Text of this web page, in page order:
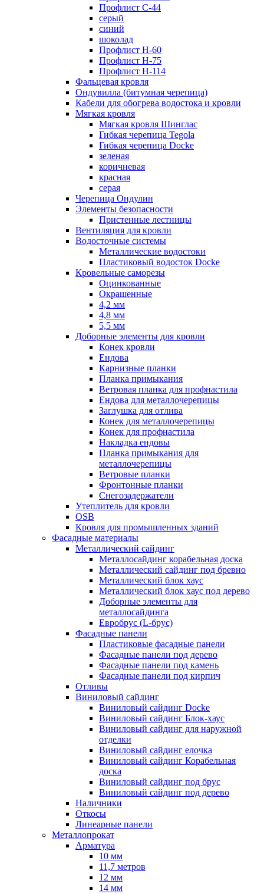
Профлист С-44
серый
синий
шоколад
Профлист Н-60
Профлист Н-75
Профлист H-114
Фальцевая кровля
Ондувилла (битумная черепица)
Кабели для обогрева водостока и кровли
Мягкая кровля
Мягкая кровля Шинглас
Гибкая черепица Tegola
Гибкая черепица Docke
зеленая
коричневая
красная
серая
Черепица Ондулин
Элементы безопасности
Пристенные лестницы
Вентиляция для кровли
Водосточные системы
Металлические водостоки
Пластиковый водосток Docke
Кровельные саморезы
Оцинкованные
Окрашенные
4,2 мм
4,8 мм
5,5 мм
Доборные элементы для кровли
Конек кровли
Ендова
Карнизные планки
Планка примыкания
Ветровая планка для профнастила
Ендова для металлочерепицы
Заглушка для отлива
Конек для металлочерепицы
Конек для профнастила
Накладка ендовы
Планка примыкания для
металлочерепицы
Ветровые планки
Фронтонные планки
Снегозадержатели
Утеплитель для кровли
OSB
Кровля для промышленных зданий
Фасадные материалы
Металлический сайдинг
Металлосайдинг корабельная доска
Металлический сайдинг под бревно
Металлический блок хаус
Металлический блок хаус под дерево
Доборные элементы для
металлосайдинга
Евробрус (L-брус)
Фасадные панели
Пластиковые фасадные панели
Фасадные панели под дерево
Фасадные панели под камень
Фасадные панели под кирпич
Отливы
Виниловый сайдинг
Виниловый сайдинг Docke
Виниловый сайдинг Блок-хаус
Виниловый сайдинг для наружной
отделки
Виниловый сайдинг елочка
Виниловый сайдинг Корабельная
доска
Виниловый сайдинг под брус
Виниловый сайдинг под дерево
Наличники
Откосы
Линеарные панели
Металлопрокат
Арматура
10 мм
11,7 метров
12 мм
14 мм